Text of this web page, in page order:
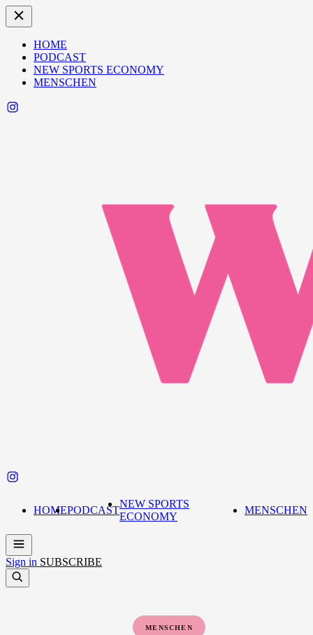
HOME
PODCAST
NEW SPORTS ECONOMY
MENSCHEN
HOMEPODCAST
NEW SPORTS
ECONOMY
MENSCHEN
Sign in SUBSCRIBE
MENSCHEN